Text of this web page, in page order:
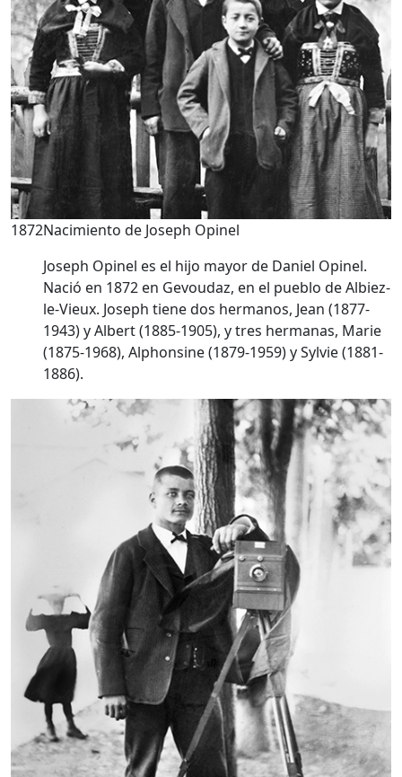
1872Nacimiento de Joseph Opinel
Joseph Opinel es el hijo mayor de Daniel Opinel.
Nació en 1872 en Gevoudaz, en el pueblo de Albiez-
le-Vieux. Joseph tiene dos hermanos, Jean (1877-
1943) y Albert (1885-1905), y tres hermanas, Marie
(1875-1968), Alphonsine (1879-1959) y Sylvie (1881-
1886).